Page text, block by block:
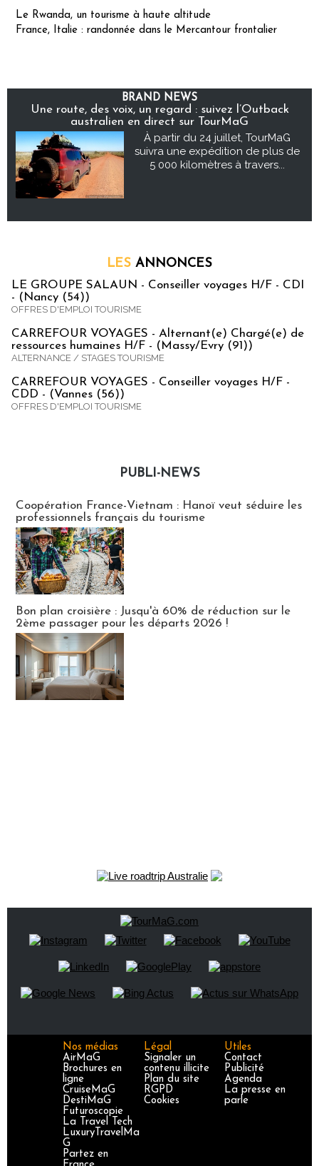
Le Rwanda, un tourisme à haute altitude
France, Italie : randonnée dans le Mercantour frontalier
BRAND NEWS
Une route, des voix, un regard : suivez l’Outback
australien en direct sur TourMaG
À partir du 24 juillet, TourMaG
suivra une expédition de plus de
5 000 kilomètres à travers...
LES ANNONCES
LE GROUPE SALAUN - Conseiller voyages H/F - CDI
- (Nancy (54))
OFFRES D'EMPLOI TOURISME
CARREFOUR VOYAGES - Alternant(e) Chargé(e) de
ressources humaines H/F - (Massy/Evry (91))
ALTERNANCE / STAGES TOURISME
CARREFOUR VOYAGES - Conseiller voyages H/F -
CDD - (Vannes (56))
OFFRES D'EMPLOI TOURISME
PUBLI-NEWS
Coopération France-Vietnam : Hanoï veut séduire les
professionnels français du tourisme
Bon plan croisière : Jusqu'à 60% de réduction sur le
2ème passager pour les départs 2026 !
Nos médias
AirMaG
Brochures en
ligne
CruiseMaG
DestiMaG
Futuroscopie
La Travel Tech
LuxuryTravelMa
G
Partez en
Légal
Signaler un
contenu illicite
Plan du site
RGPD
Cookies
Utiles
Contact
Publicité
Agenda
La presse en
parle